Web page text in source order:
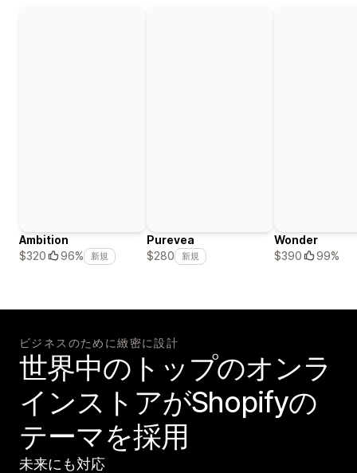
Ambition
$320
96% 新規
Purevea
$280
新規
Wonder
$390
99%
ビジネスのために緻密に設計
世界中のトップのオンラ
インストアがShopifyの
テーマを採用
未来にも対応